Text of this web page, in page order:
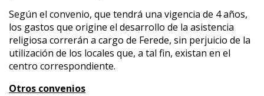
Según el convenio, que tendrá una vigencia de 4 años,
los gastos que origine el desarrollo de la asistencia
religiosa correrán a cargo de Ferede, sin perjuicio de la
utilización de los locales que, a tal fin, existan en el
centro correspondiente.
Otros convenios